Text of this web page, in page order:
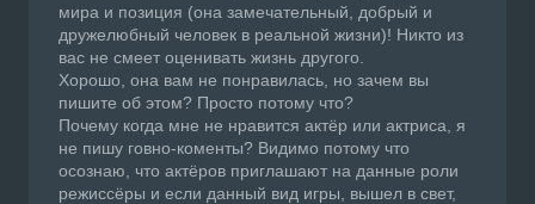
мира и позиция (она замечательный, добрый и
дружелюбный человек в реальной жизни)! Никто из
вас не смеет оценивать жизнь другого.
Хорошо, она вам не понравилась, но зачем вы
пишите об этом? Просто потому что?
Почему когда мне не нравится актёр или актриса, я
не пишу говно-коменты? Видимо потому что
осознаю, что актёров приглашают на данные роли
режиссёры и если данный вид игры, вышел в свет,